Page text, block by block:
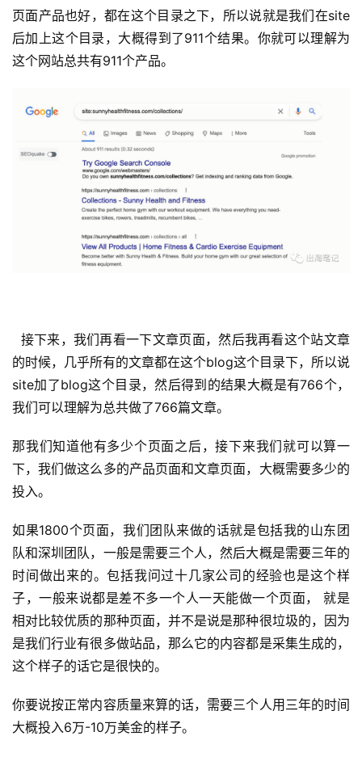
页面产品也好，都在这个目录之下，所以说就是我们在site
后加上这个目录，大概得到了911个结果。你就可以理解为
这个网站总共有911个产品。
接下来，我们再看一下文章页面，然后我再看这个站文章
的时候，几乎所有的文章都在这个blog这个目录下，所以说
site加了blog这个目录，然后得到的结果大概是有766个，
我们可以理解为总共做了766篇文章。
那我们知道他有多少个页面之后，接下来我们就可以算一
下，我们做这么多的产品页面和文章页面，大概需要多少的
投入。
如果1800个页面，我们团队来做的话就是包括我的山东团
队和深圳团队，一般是需要三个人，然后大概是需要三年的
时间做出来的。包括我问过十几家公司的经验也是这个样
子，一般来说都是差不多一个人一天能做一个页面， 就是
相对比较优质的那种页面，并不是说是那种很垃圾的，因为
是我们行业有很多做站品，那么它的内容都是采集生成的，
这个样子的话它是很快的。
你要说按正常内容质量来算的话，需要三个人用三年的时间
大概投入6万-10万美金的样子。